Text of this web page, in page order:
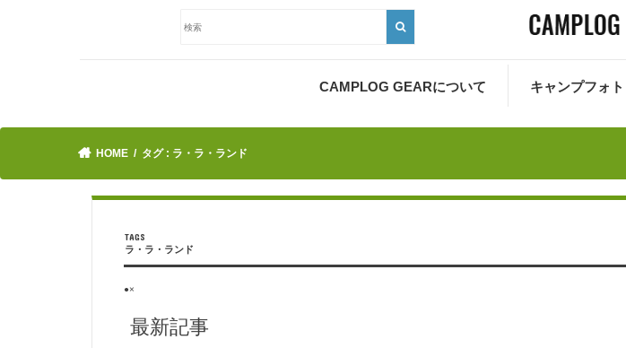
CAMPLOG GEARについて キャンプフォト
HOME タグ : ラ・ラ・ランド
ラ・ラ・ランド
●×
最新記事